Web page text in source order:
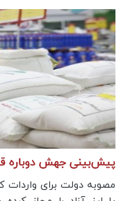
پیش‌بینی جهش دوباره
مصوبه دولت برای واردات